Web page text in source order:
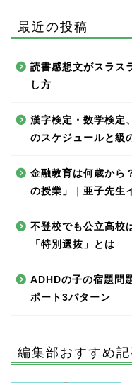
最近の投稿
読書感想文がスラス
し方
漢字検定・数学検定
のスケジュールと級
金融教育は何歳から
の授業」｜亜子先生
不登校でも公立高校
「特別選抜」とは
ADHDの子の宿題問
ポート3パターン
編集部おすすめ